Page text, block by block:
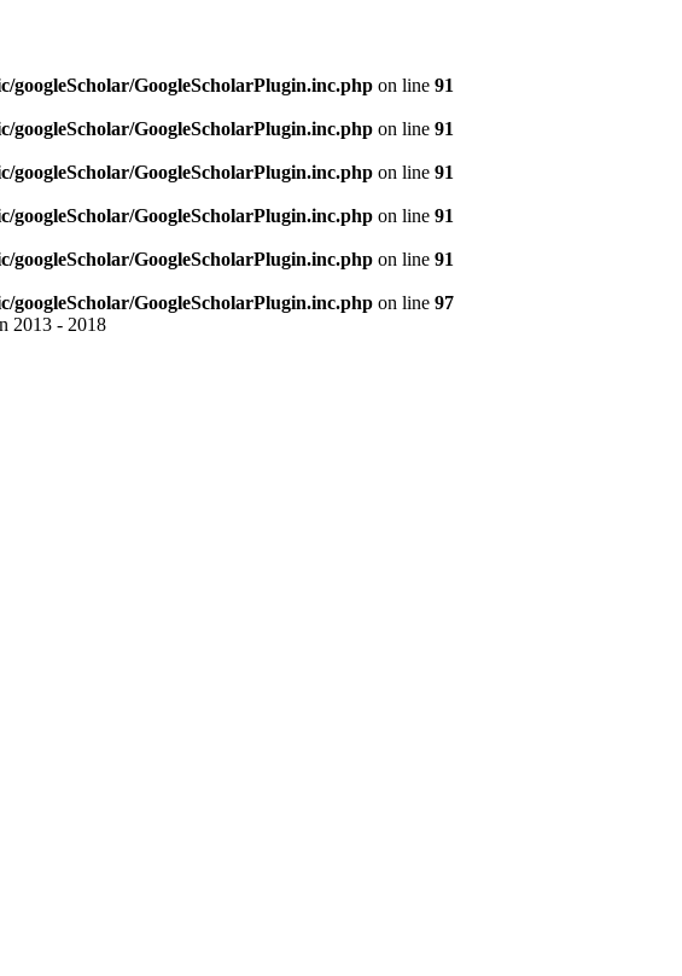
googleScholar/GoogleScholarPlugin.inc.php on line 91
googleScholar/GoogleScholarPlugin.inc.php on line 91
googleScholar/GoogleScholarPlugin.inc.php on line 91
googleScholar/GoogleScholarPlugin.inc.php on line 91
googleScholar/GoogleScholarPlugin.inc.php on line 91
googleScholar/GoogleScholarPlugin.inc.php on line 97
2013 - 2018